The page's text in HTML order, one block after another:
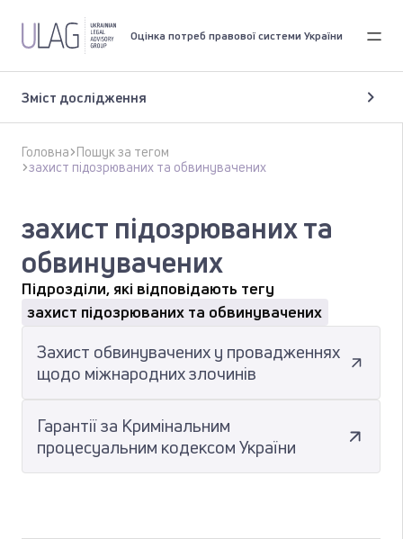
Оцінка потреб правової системи України
Зміст дослідження
Головна Пошук за тегом
захист підозрюваних та обвинувачених
захист підозрюваних та
обвинувачених
Підрозділи, які відповідають тегу
захист підозрюваних та обвинувачених
Захист обвинувачених у провадженнях
щодо міжнародних злочинів
Гарантії за Кримінальним
процесуальним кодексом України